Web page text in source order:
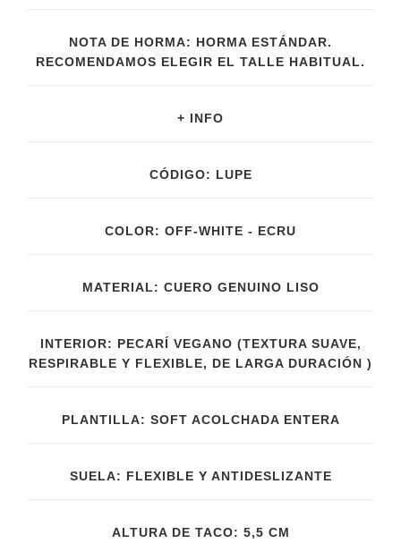
NOTA DE HORMA: HORMA ESTÁNDAR.
RECOMENDAMOS ELEGIR EL TALLE HABITUAL.
+ INFO
CÓDIGO: LUPE
COLOR: OFF-WHITE - ECRU
MATERIAL: CUERO GENUINO LISO
INTERIOR: PECARÍ VEGANO (TEXTURA SUAVE,
RESPIRABLE Y FLEXIBLE, DE LARGA DURACIÓN )
PLANTILLA: SOFT ACOLCHADA ENTERA
SUELA: FLEXIBLE Y ANTIDESLIZANTE
ALTURA DE TACO: 5,5 CM